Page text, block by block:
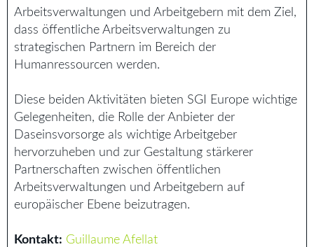
Arbeitsverwaltungen und Arbeitgebern mit dem Ziel,
dass öffentliche Arbeitsverwaltungen zu
strategischen Partnern im Bereich der
Humanressourcen werden.
Diese beiden Aktivitäten bieten SGI Europe wichtige
Gelegenheiten, die Rolle der Anbieter der
Daseinsvorsorge als wichtige Arbeitgeber
hervorzuheben und zur Gestaltung stärkerer
Partnerschaften zwischen öffentlichen
Arbeitsverwaltungen und Arbeitgebern auf
europäischer Ebene beizutragen.
Kontakt: Guillaume Afellat